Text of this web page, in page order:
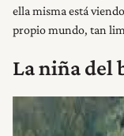
ella misma está
propio mundo, tan
La niña del